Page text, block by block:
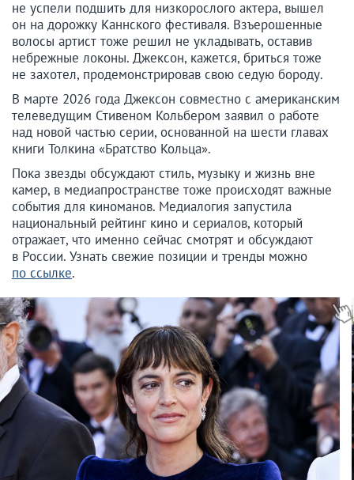
не успели подшить для низкорослого актера, вышел
он на дорожку Каннского фестиваля. Взъерошенные
волосы артист тоже решил не укладывать, оставив
небрежные локоны. Джексон, кажется, бриться тоже
не захотел, продемонстрировав свою седую бороду.
В марте 2026 года Джексон совместно с американским
телеведущим Стивеном Кольбером заявил о работе
над новой частью серии, основанной на шести главах
книги Толкина «Братство Кольца».
Пока звезды обсуждают стиль, музыку и жизнь вне
камер, в медиапространстве тоже происходят важные
события для киноманов. Медиалогия запустила
национальный рейтинг кино и сериалов, который
отражает, что именно сейчас смотрят и обсуждают
в России. Узнать свежие позиции и тренды можно
по ссылке.